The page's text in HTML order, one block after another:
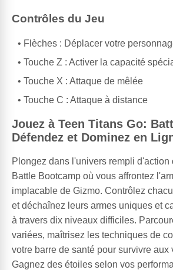
Contrôles du Jeu
Flèches : Déplacer votre
Touche Z : Activer la capacité
Touche X : Attaque de mêlée
Touche C : Attaque à distance
Jouez à Teen Titans Go:
Défendez et Dominez en
Plongez dans l'univers rempli d'action
Battle Bootcamp où vous affrontez
implacable de Gizmo. Contrôlez
et déchaînez leurs armes uniques et
à travers dix niveaux difficiles.
variées, maîtrisez les techniques de
votre barre de santé pour survivre aux
Gagnez des étoiles selon vos